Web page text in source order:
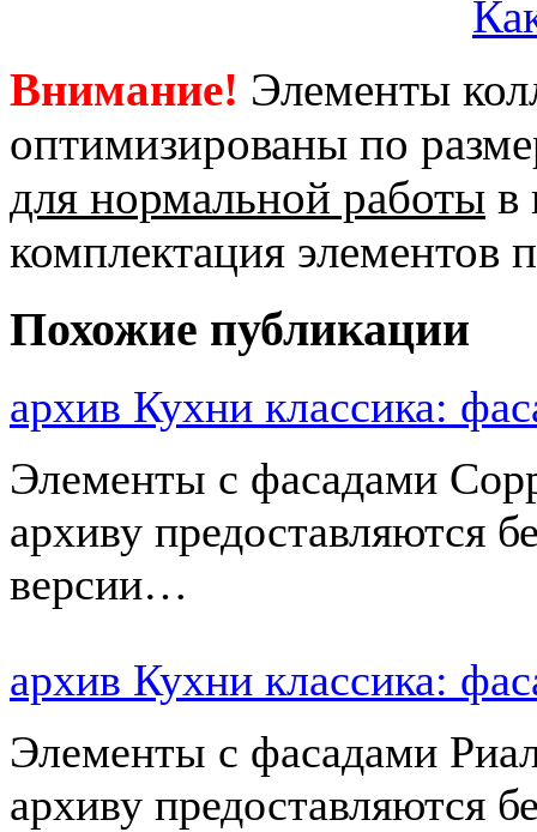
Внимание! Элементы
оптимизированы по
для нормальной работы в
комплектация элементов
Похожие публикации
архив Кухни классика:
Элементы с фасадами
архиву предоставляются
версии…
архив Кухни классика:
Элементы с фасадами
архиву предоставляются